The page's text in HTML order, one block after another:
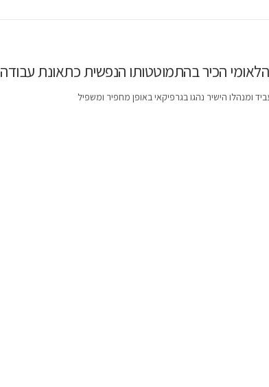
הלאומי הכיר בהתמוטטותו הנפשית כתאונת עבודה
ומנהלו הישיר נהגו בגרפיקאי באופן מחפיר ומשפיל